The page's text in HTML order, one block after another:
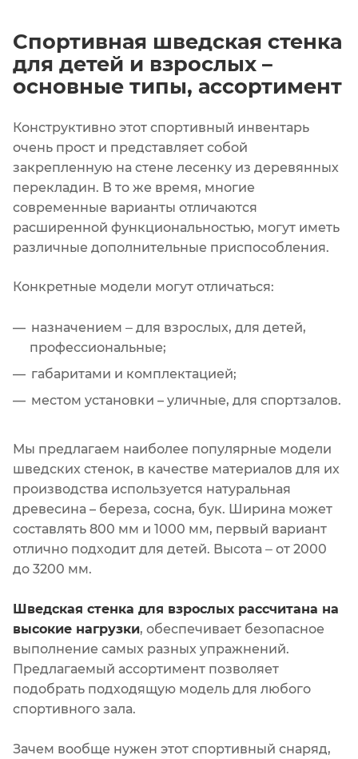
Спортивная шведская стенка
для детей и взрослых –
основные типы, ассортимент
Конструктивно этот спортивный инвентарь
очень прост и представляет собой
закрепленную на стене лесенку из деревянных
перекладин. В то же время, многие
современные варианты отличаются
расширенной функциональностью, могут иметь
различные дополнительные приспособления.
Конкретные модели могут отличаться:
назначением ‒ для взрослых, для детей,
профессиональные;
габаритами и комплектацией;
местом установки – уличные, для спортзалов.
Мы предлагаем наиболее популярные модели
шведских стенок, в качестве материалов для их
производства используется натуральная
древесина – береза, сосна, бук. Ширина может
составлять 800 мм и 1000 мм, первый вариант
отлично подходит для детей. Высота ‒ от 2000
до 3200 мм.
Шведская стенка для взрослых рассчитана на
высокие нагрузки, обеспечивает безопасное
выполнение самых разных упражнений.
Предлагаемый ассортимент позволяет
подобрать подходящую модель для любого
спортивного зала.
Зачем вообще нужен этот спортивный снаряд,